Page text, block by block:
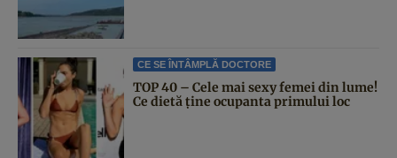
CE SE ÎNTÂMPLĂ DOCTORE
TOP 40 – Cele mai sexy femei din lume!
Ce dietă ține ocupanta primului loc